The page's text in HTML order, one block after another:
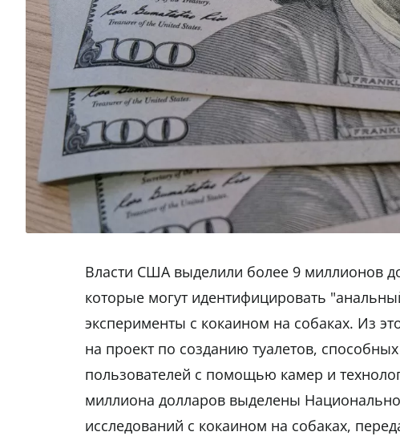
Власти США выделили более 9 миллионов
которые могут идентифицировать
эксперименты с кокаином на собаках. Из
на проект по созданию туалетов,
пользователей с помощью камер и
миллиона долларов выделены
исследований с кокаином на собаках,